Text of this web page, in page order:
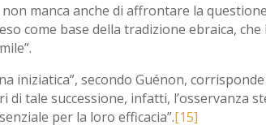
manca anche di affrontare la
come base della tradizione ebraica,
iniziatica”, secondo Guénon,
di tale successione, infatti, l’osservanza
per la loro efficacia”.[15]